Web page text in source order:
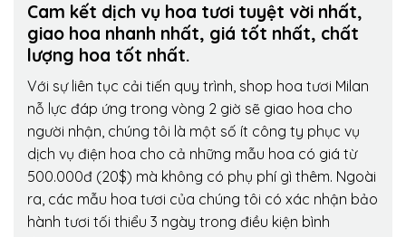
Cam kết dịch vụ hoa tươi tuyệt vời nhất,
giao hoa nhanh nhất, giá tốt nhất, chất
lượng hoa tốt nhất.
Với sự liên tục cải tiến quy trình, shop hoa tươi Milan
nỗ lực đáp ứng trong vòng 2 giờ sẽ giao hoa cho
người nhận, chúng tôi là một số ít công ty phục vụ
dịch vụ điện hoa cho cả những mẫu hoa có giá từ
500.000đ (20$) mà không có phụ phí gì thêm. Ngoài
ra, các mẫu hoa tươi của chúng tôi có xác nhận bảo
hành tươi tối thiểu 3 ngày trong điều kiện bình